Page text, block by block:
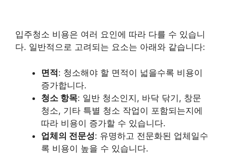
입주청소 비용은 여러 요인에 따라 다를 수 있습니
다. 일반적으로 고려되는 요소는 아래와 같습니다:
면적: 청소해야 할 면적이 넓을수록 비용이
증가합니다.
청소 항목: 일반 청소인지, 바닥 닦기, 창문
청소, 기타 특별 청소 작업이 포함되는지에
따라 비용이 증가할 수 있습니다.
업체의 전문성: 유명하고 전문화된 업체일수
록 비용이 높을 수 있습니다.